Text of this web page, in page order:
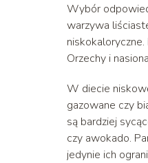
Wybór
warzywa
Orzechy i
W diecie
gazowane czy
są bardziej
czy awokado.
jedynie ich